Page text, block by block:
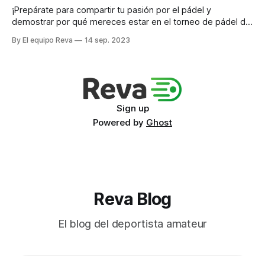
¡Prepárate para compartir tu pasión por el pádel y
demostrar por qué mereces estar en el torneo de pádel del
By El equipo Reva 14 sep. 2023
Sign up
Powered by Ghost
Reva Blog
El blog del deportista amateur